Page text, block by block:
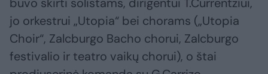
buvo skirti solistams, dirigentui T.Currentziui,
jo orkestrui „Utopia“ bei chorams („Utopia
Choir“, Zalcburgo Bacho chorui, Zalcburgo
festivalio ir teatro vaikų chorui), o štai